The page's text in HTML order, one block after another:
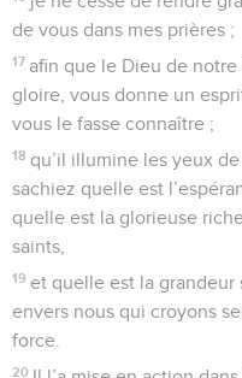
de vous dans mes prières ;
17 afin que le Dieu de
gloire, vous donne un
vous le fasse connaître ;
18 qu’il illumine les yeux
sachiez quelle est
quelle est la glorieuse
saints,
19 et quelle est la grandeur
envers nous qui croyons
force.
20